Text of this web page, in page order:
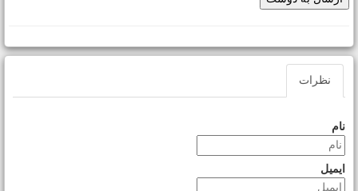
نظرات
نام
ایمیل